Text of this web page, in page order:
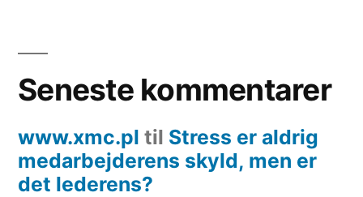
Seneste kommentarer
www.xmc.pl til Stress er aldrig
medarbejderens skyld, men er
det lederens?